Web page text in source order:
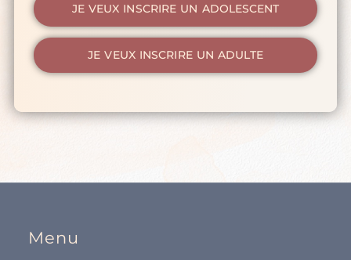
JE VEUX INSCRIRE UN ADOLESCENT
JE VEUX INSCRIRE UN ADULTE
Menu